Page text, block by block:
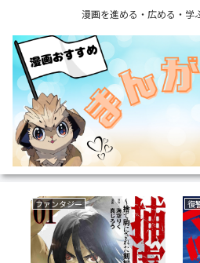
漫画を進める・広める・学
ファンタジー サ